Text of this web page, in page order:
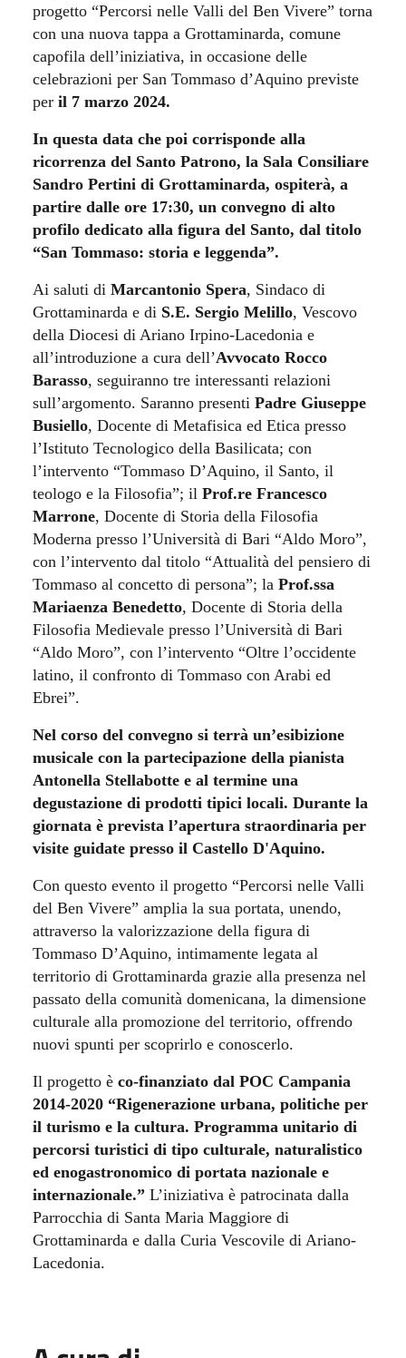
progetto “Percorsi nelle Valli del Ben Vivere” torna
con una nuova tappa a Grottaminarda, comune
capofila dell’iniziativa, in occasione delle
celebrazioni per San Tommaso d’Aquino previste
per il 7 marzo 2024.
In questa data che poi corrisponde alla
ricorrenza del Santo Patrono, la Sala Consiliare
Sandro Pertini di Grottaminarda, ospiterà, a
partire dalle ore 17:30, un convegno di alto
profilo dedicato alla figura del Santo, dal titolo
“San Tommaso: storia e leggenda”.
Ai saluti di Marcantonio Spera, Sindaco di
Grottaminarda e di S.E. Sergio Melillo, Vescovo
della Diocesi di Ariano Irpino-Lacedonia e
all’introduzione a cura dell’Avvocato Rocco
Barasso, seguiranno tre interessanti relazioni
sull’argomento. Saranno presenti Padre Giuseppe
Busiello, Docente di Metafisica ed Etica presso
l’Istituto Tecnologico della Basilicata; con
l’intervento “Tommaso D’Aquino, il Santo, il
teologo e la Filosofia”; il Prof.re Francesco
Marrone, Docente di Storia della Filosofia
Moderna presso l’Università di Bari “Aldo Moro”,
con l’intervento dal titolo “Attualità del pensiero di
Tommaso al concetto di persona”; la Prof.ssa
Mariaenza Benedetto, Docente di Storia della
Filosofia Medievale presso l’Università di Bari
“Aldo Moro”, con l’intervento “Oltre l’occidente
latino, il confronto di Tommaso con Arabi ed
Ebrei”.
Nel corso del convegno si terrà un’esibizione
musicale con la partecipazione della pianista
Antonella Stellabotte e al termine una
degustazione di prodotti tipici locali. Durante la
giornata è prevista l’apertura straordinaria per
visite guidate presso il Castello D'Aquino.
Con questo evento il progetto “Percorsi nelle Valli
del Ben Vivere” amplia la sua portata, unendo,
attraverso la valorizzazione della figura di
Tommaso D’Aquino, intimamente legata al
territorio di Grottaminarda grazie alla presenza nel
passato della comunità domenicana, la dimensione
culturale alla promozione del territorio, offrendo
nuovi spunti per scoprirlo e conoscerlo.
Il progetto è co-finanziato dal POC Campania
2014-2020 “Rigenerazione urbana, politiche per
il turismo e la cultura. Programma unitario di
percorsi turistici di tipo culturale, naturalistico
ed enogastronomico di portata nazionale e
internazionale.” L’iniziativa è patrocinata dalla
Parrocchia di Santa Maria Maggiore di
Grottaminarda e dalla Curia Vescovile di Ariano-
Lacedonia.